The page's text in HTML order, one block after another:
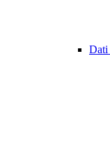
Dati